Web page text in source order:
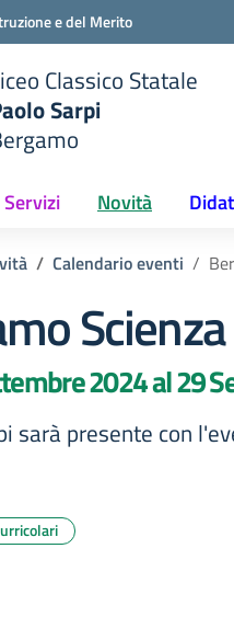
e del Merito
Classico Statale
Sarpi
Servizi Novità
Calendario eventi
Scienza
2024 al 29
sarà presente con